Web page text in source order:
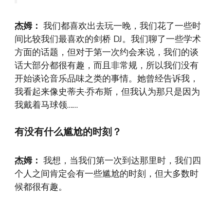
杰姆： 我们都喜欢出去玩一晚，我们花了一些时
间比较我们最喜欢的剑桥 DJ。我们聊了一些学术
方面的话题，但对于第一次约会来说，我们的谈
话大部分都很有趣，而且非常规，所以我们没有
开始谈论音乐品味之类的事情。她曾经告诉我，
我看起来像史蒂夫·乔布斯，但我认为那只是因为
我戴着马球领……
有没有什么尴尬的时刻？
杰姆： 我想，当我们第一次到达那里时，我们四
个人之间肯定会有一些尴尬的时刻，但大多数时
候都很有趣。